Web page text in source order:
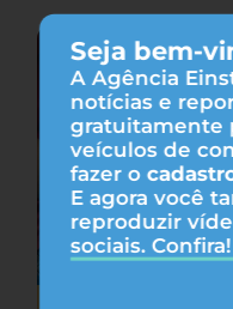
Seja bem-
A Agência
notícias e
gratuitamente
veículos de
fazer o
E agora você
reproduzir
sociais. Confira!